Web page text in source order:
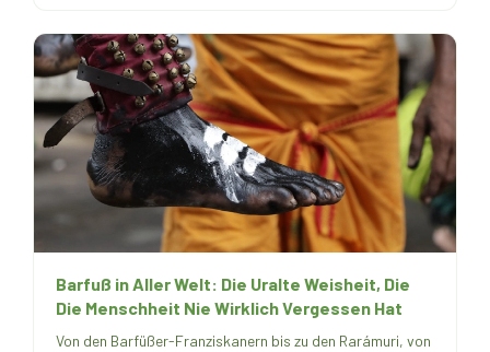
Barfuß in Aller Welt: Die Uralte Weisheit, Die
Die Menschheit Nie Wirklich Vergessen Hat
Von den Barfüßer-Franziskanern bis zu den Rarámuri, von